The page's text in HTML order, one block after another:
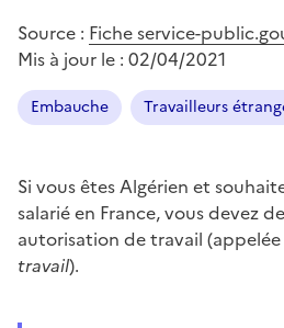
Source : Fiche service-
Mis à jour le : 02/04/2021
Embauche Travailleurs
Si vous êtes Algérien et
salarié en France, vous devez
autorisation de travail (appelée
travail).